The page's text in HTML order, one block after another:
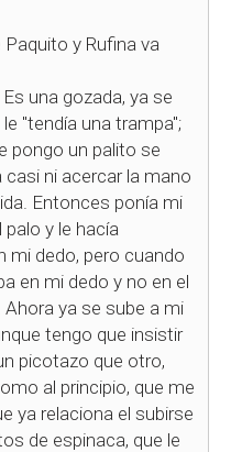
Paquito y Rufina va
una gozada, ya se
"tendía una trampa";
pongo un palito se
ni acercar la mano
Entonces ponía mi
y le hacía
mi dedo, pero cuando
en mi dedo y no en el
ya se sube a mi
tengo que insistir
picotazo que otro,
al principio, que me
ya relaciona el subirse
de espinaca, que le